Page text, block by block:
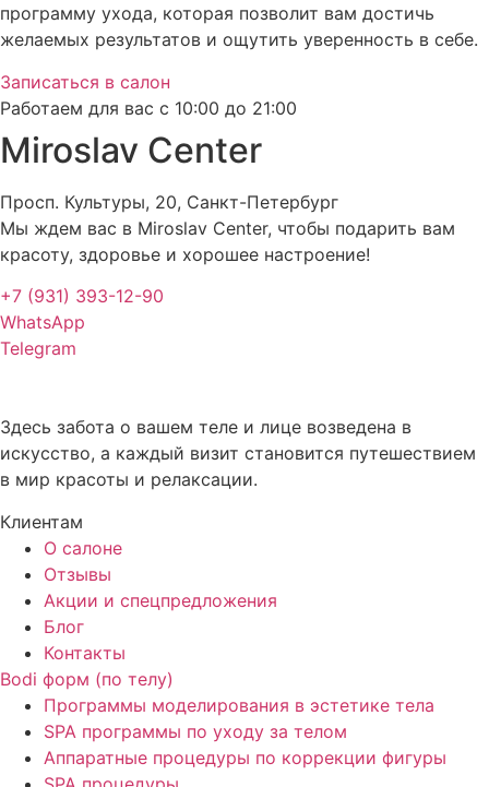
программу ухода, которая позволит вам достичь
желаемых результатов и ощутить уверенность в себе.
Записаться в салон
Работаем для вас с 10:00 до 21:00
Miroslav Сenter
Просп. Культуры, 20, Санкт-Петербург
Мы ждем вас в Miroslav Сenter, чтобы подарить вам
красоту, здоровье и хорошее настроение!
+7 (931) 393-12-90
WhatsApp
Telegram
Здесь забота о вашем теле и лице возведена в
искусство, а каждый визит становится путешествием
в мир красоты и релаксации.
Клиентам
О салоне
Отзывы
Акции и спецпредложения
Блог
Контакты
Bodi форм (по телу)
Программы моделирования в эстетике тела
SPA программы по уходу за телом
Аппаратные процедуры по коррекции фигуры